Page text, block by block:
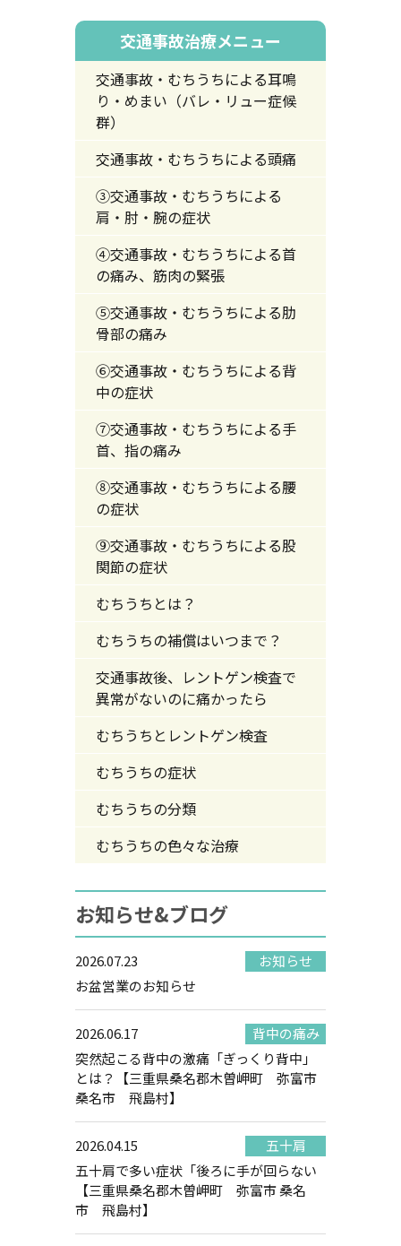
交通事故治療メニュー
交通事故・むちうちによる耳鳴
り・めまい（バレ・リュー症候
群）
交通事故・むちうちによる頭痛
③交通事故・むちうちによる
肩・肘・腕の症状
④交通事故・むちうちによる首
の痛み、筋肉の緊張
⑤交通事故・むちうちによる肋
骨部の痛み
⑥交通事故・むちうちによる背
中の症状
⑦交通事故・むちうちによる手
首、指の痛み
⑧交通事故・むちうちによる腰
の症状
⑨交通事故・むちうちによる股
関節の症状
むちうちとは？
むちうちの補償はいつまで？
交通事故後、レントゲン検査で
異常がないのに痛かったら
むちうちとレントゲン検査
むちうちの症状
むちうちの分類
むちうちの色々な治療
お知らせ&ブログ
2026.07.23
お知らせ
お盆営業のお知らせ
2026.06.17
背中の痛み
突然起こる背中の激痛「ぎっくり背中」
とは？【三重県桑名郡木曽岬町 弥富市
桑名市 飛島村】
2026.04.15
五十肩
五十肩で多い症状「後ろに手が回らない
【三重県桑名郡木曽岬町 弥富市 桑名
市 飛島村】